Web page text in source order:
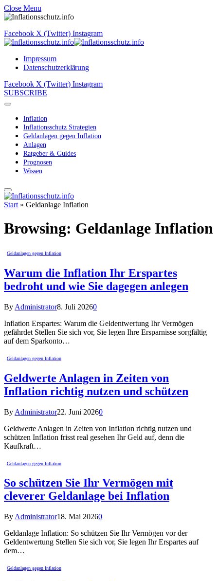
Close Menu
Facebook X (Twitter) Instagram
Impressum
Datenschutzerklärung
Facebook X (Twitter) Instagram
SUBSCRIBE
Inflation
Inflationsschutz Strategien
Geldanlagen gegen Inflation
Anlagen
Ratgeber & Guides
Prognosen
Wissen
Start » Geldanlage Inflation
Browsing: Geldanlage Inflation
Geldanlagen gegen Inflation
Warum die Inflation Ihr Erspartes
bedroht und wie Sie dagegen anlegen
By Administrator8. Juli 20260
Inflation Erspartes: Warum die Geldentwertung Ihr Vermögen
gefährdet Stellen Sie sich vor, Sie legen Ihre Ersparnisse sorgfältig
auf dem Sparkonto…
Geldanlagen gegen Inflation
Geldwerte Anlagen in Zeiten von
Inflation richtig nutzen und schützen
By Administrator22. Juni 20260
Geldwerte Anlagen in Zeiten von Inflation richtig nutzen und
schützen Inflation frisst real gesehen Ihr Geld auf, denn die
Kaufkraft…
Geldanlagen gegen Inflation
So schützen Sie Ihr Vermögen mit
cleverer Geldanlage bei Inflation
By Administrator18. Mai 20260
Geldanlage Inflation: So schützen Sie Ihr Vermögen vor der
Geldentwertung Stellen Sie sich vor, Sie legen Ihr Erspartes auf
dem…
Geldanlagen gegen Inflation